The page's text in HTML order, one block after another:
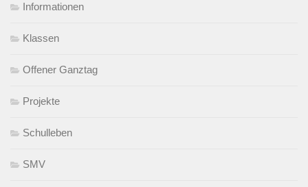
Informationen
Klassen
Offener Ganztag
Projekte
Schulleben
SMV